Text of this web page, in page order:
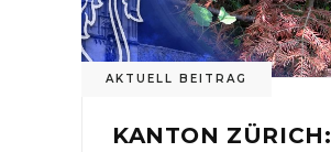
AKTUELL BEITRAG
KANTON ZÜRICH: